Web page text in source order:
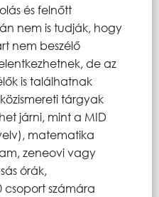
és felnőtt
nem is tudják, hogy
nem beszélő
de az
is találhatnak
tárgyak
járni, mint a MID
matematika
zeneovi vagy
órák,
csoport számára